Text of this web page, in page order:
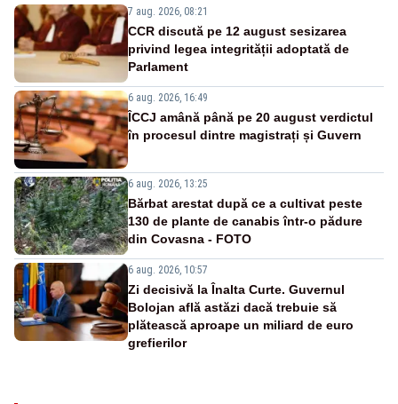
7 aug. 2026, 08:21
CCR discută pe 12 august sesizarea
privind legea integrității adoptată de
Parlament
6 aug. 2026, 16:49
ÎCCJ amână până pe 20 august verdictul
în procesul dintre magistrați și Guvern
6 aug. 2026, 13:25
Bărbat arestat după ce a cultivat peste
130 de plante de canabis într-o pădure
din Covasna - FOTO
6 aug. 2026, 10:57
Zi decisivă la Înalta Curte. Guvernul
Bolojan află astăzi dacă trebuie să
plătească aproape un miliard de euro
grefierilor